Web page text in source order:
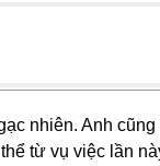
nhiên. Anh
từ vụ việc lần